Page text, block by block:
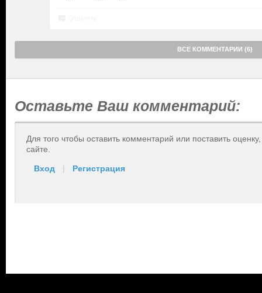
ВСЕ КОММЕНТАРИИ (6)
Оставьте Ваш комментарий:
Для того чтобы оставить комментарий или поставить
сайте.
Вход | Регистрация